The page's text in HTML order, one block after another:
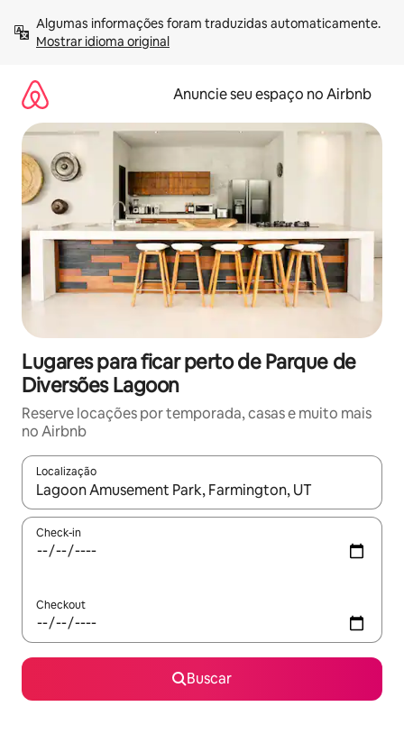
para
Mostrar idioma original
Anuncie seu espaço no Airbnb
Lugares para ficar perto de Parque de
Diversões Lagoon
Reserve locações por temporada, casas e muito mais
no Airbnb
Localização
Quando os resultados estiverem disponíveis, explore-os
Check-in
Checkout
Buscar